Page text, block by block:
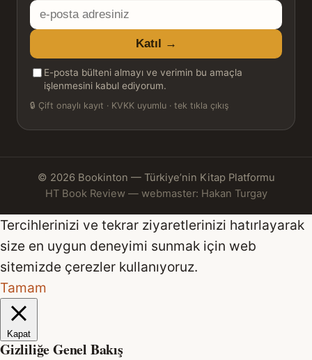
E-
posta
adresiniz
Katıl →
E-posta bülteni almayı ve verimin bu amaçla
işlenmesini kabul ediyorum.
🔒 Çift onaylı kayıt · KVKK uyumlu · tek tıkla çıkış
© 2026 Bookinton — Türkiye’nin Kitap Platformu
HT Book Review — webmaster: Hakan Turgay
Tercihlerinizi ve tekrar ziyaretlerinizi hatırlayarak
size en uygun deneyimi sunmak için web
sitemizde çerezler kullanıyoruz.
Tamam
Kapat
Gizliliğe Genel Bakış